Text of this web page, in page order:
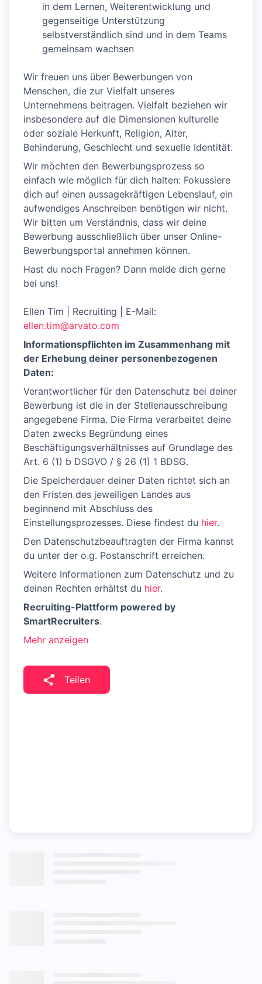
in dem Lernen, Weiterentwicklung und
gegenseitige Unterstützung
selbstverständlich sind und in dem Teams
gemeinsam wachsen
Wir freuen uns über Bewerbungen von
Menschen, die zur Vielfalt unseres
Unternehmens beitragen. Vielfalt beziehen wir
insbesondere auf die Dimensionen kulturelle
oder soziale Herkunft, Religion, Alter,
Behinderung, Geschlecht und sexuelle Identität.
Wir möchten den Bewerbungsprozess so
einfach wie möglich für dich halten: Fokussiere
dich auf einen aussagekräftigen Lebenslauf, ein
aufwendiges Anschreiben benötigen wir nicht.
Wir bitten um Verständnis, dass wir deine
Bewerbung ausschließlich über unser Online-
Bewerbungsportal annehmen können.
Hast du noch Fragen? Dann melde dich gerne
bei uns!
Ellen Tim | Recruiting | E-Mail:
ellen.tim@arvato.com
Informationspflichten im Zusammenhang mit
der Erhebung deiner personenbezogenen
Daten:
Verantwortlicher für den Datenschutz bei deiner
Bewerbung ist die in der Stellenausschreibung
angegebene Firma. Die Firma verarbeitet deine
Daten zwecks Begründung eines
Beschäftigungsverhältnisses auf Grundlage des
Art. 6 (1) b DSGVO / § 26 (1) 1 BDSG.
Die Speicherdauer deiner Daten richtet sich an
den Fristen des jeweiligen Landes aus
beginnend mit Abschluss des
Einstellungsprozesses. Diese findest du hier.
Den Datenschutzbeauftragten der Firma kannst
du unter der o.g. Postanschrift erreichen.
Weitere Informationen zum Datenschutz und zu
deinen Rechten erhältst du hier.
Recruiting-Plattform powered by
SmartRecruiters.
Mehr anzeigen
Teilen